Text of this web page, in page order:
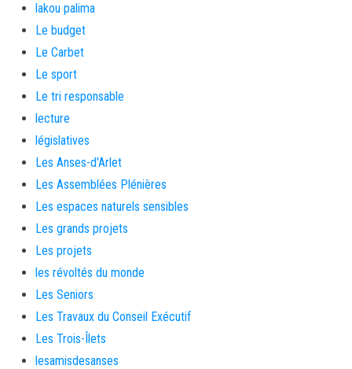
lakou palima
Le budget
Le Carbet
Le sport
Le tri responsable
lecture
législatives
Les Anses-d'Arlet
Les Assemblées Plénières
Les espaces naturels sensibles
Les grands projets
Les projets
les révoltés du monde
Les Seniors
Les Travaux du Conseil Exécutif
Les Trois-Îlets
lesamisdesanses